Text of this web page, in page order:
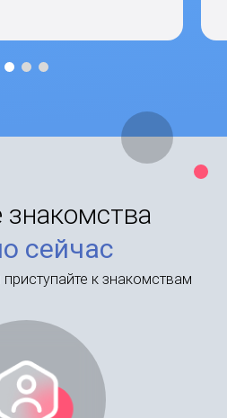
знакомства
сейчас
к знакомствам